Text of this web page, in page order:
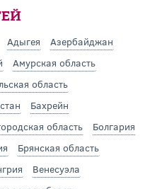
Адыгея
Азербайджан
Амурская область
область
Бахрейн
область
Болгария
Брянская область
Венесуэла